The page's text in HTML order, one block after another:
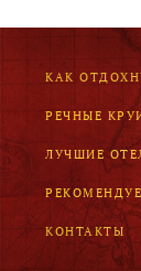
КАК
РЕЧНЫЕ
ЛУЧШИЕ
КОНТАКТЫ